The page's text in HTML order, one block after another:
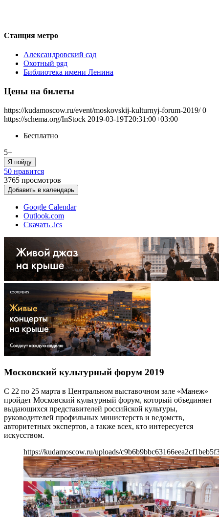
Станция метро
Александровский сад
Охотный ряд
Библиотека имени Ленина
Цены на билеты
https://kudamoscow.ru/event/moskovskij-kulturnyj-forum-2019/ 0
https://schema.org/InStock 2019-03-19T20:31:00+03:00
Бесплатно
5+
Я пойду
50 нравится
3765 просмотров
Добавить в календарь
Google Calendar
Outlook.com
Скачать .ics
Московский культурный форум 2019
С 22 по 25 марта в Центральном выставочном зале «Манеж»
пройдет Московский культурный форум, который объединяет
выдающихся представителей российской культуры,
руководителей профильных министерств и ведомств,
авторитетных экспертов, а также всех, кто интересуется
искусством.
https://kudamoscow.ru/uploads/